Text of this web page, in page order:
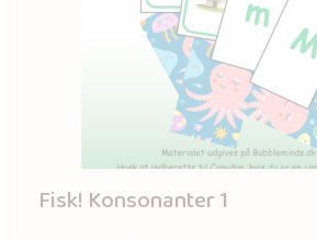
Fisk! Konsonanter 1